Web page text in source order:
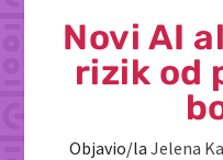
Novi AI
rizik od
Objavio/la Jelena